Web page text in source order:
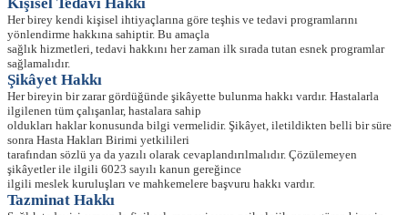
Her birey kendi kişisel ihtiyaçlarına göre teşhis ve tedavi programlarını
yönlendirme hakkına sahiptir. Bu amaçla
sağlık hizmetleri, tedavi hakkını her zaman ilk sırada tutan esnek programlar
sağlamalıdır.
Şikâyet Hakkı
Her bireyin bir zarar gördüğünde şikâyette bulunma hakkı vardır. Hastalarla
ilgilenen tüm çalışanlar, hastalara sahip
oldukları haklar konusunda bilgi vermelidir. Şikâyet, iletildikten belli bir süre
sonra Hasta Hakları Birimi yetkilileri
tarafından sözlü ya da yazılı olarak cevaplandırılmalıdır. Çözülemeyen
şikâyetler ile ilgili 6023 sayılı kanun gereğince
ilgili meslek kuruluşları ve mahkemelere başvuru hakkı vardır.
Tazminat Hakkı